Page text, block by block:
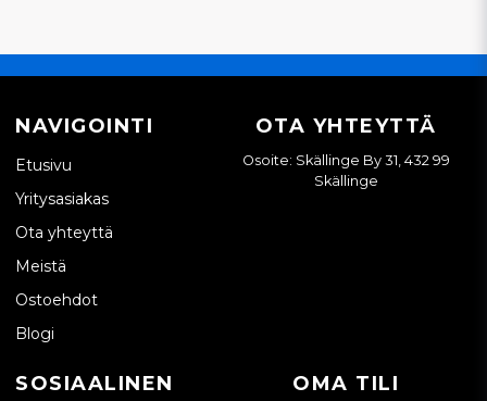
NAVIGOINTI
Etusivu
Yritysasiakas
Ota yhteyttä
Meistä
Ostoehdot
Blogi
OTA YHTEYTTÄ
Osoite: Skällinge By 31, 432 99
Skällinge
SOSIAALINEN
OMA TILI